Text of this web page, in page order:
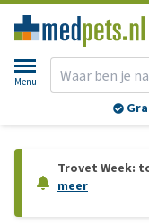
Menu
Trovet Week:
meer